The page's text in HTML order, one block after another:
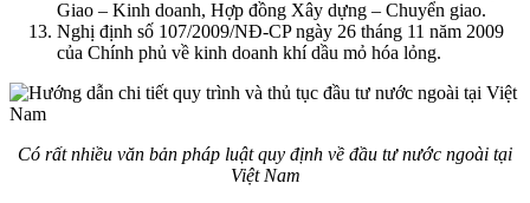
Giao – Kinh doanh, Hợp đồng Xây dựng – Chuyển giao.
Nghị định số 107/2009/NĐ-CP ngày 26 tháng 11 năm 2009
của Chính phủ về kinh doanh khí dầu mỏ hóa lỏng.
Có rất nhiều văn bản pháp luật quy định về đầu tư nước ngoài tại
Việt Nam